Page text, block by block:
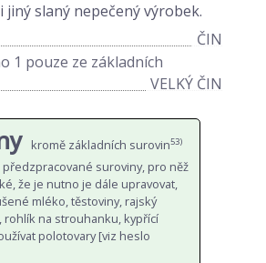
jiný slaný nepečený výrobek.
ČIN
1 pouze ze základních
VELKÝ ČIN
kromě základních surovin53)
suroviny, pro něž
že je nutno je dále upravovat,
mléko, těstoviny, rajský
rohlík na strouhanku, kypřící
polotovary [viz heslo